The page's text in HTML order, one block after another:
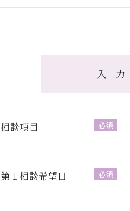
入 力
相談項目 必須
第１相談希望日 必須